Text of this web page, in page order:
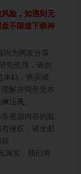
险，如遇到无
不限速下载神
均为网友分享
究使用，请勿
本站，购买或
解并同意受本
法规。
杀资源内容的版
侵权，请发邮
属实，我们将